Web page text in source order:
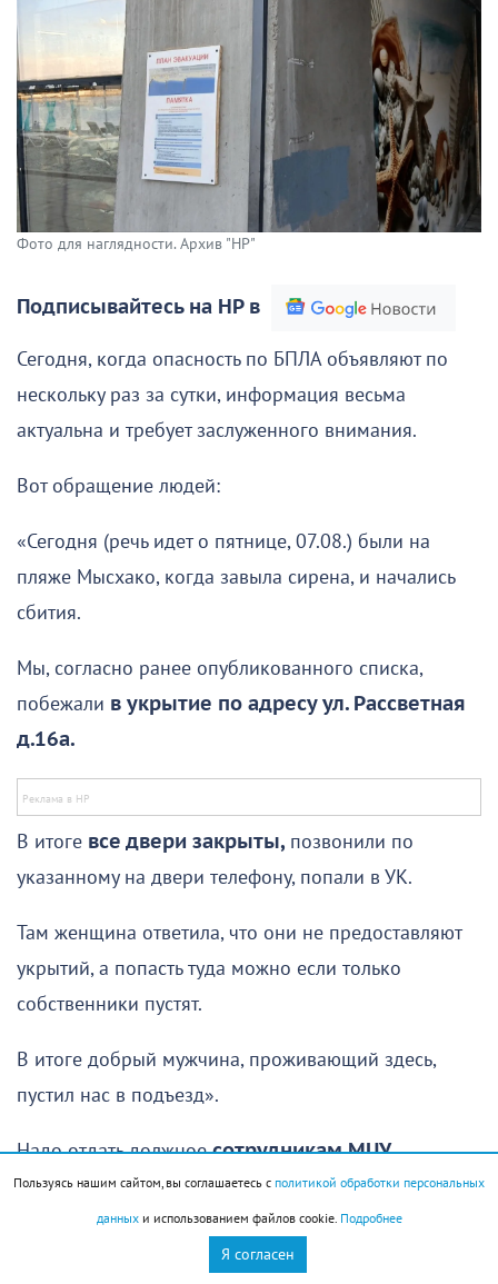
Фото для наглядности. Архив "НР"
Подписывайтесь на НР в
Сегодня, когда опасность по БПЛА объявляют по
нескольку раз за сутки, информация весьма
актуальна и требует заслуженного внимания.
Вот обращение людей:
«Сегодня (речь идет о пятнице, 07.08.) были на
пляже Мысхако, когда завыла сирена, и начались
сбития.
Мы, согласно ранее опубликованного списка,
побежали в укрытие по адресу ул. Рассветная
д.16а.
В итоге все двери закрыты, позвонили по
указанному на двери телефону, попали в УК.
Там женщина ответила, что они не предоставляют
укрытий, а попасть туда можно если только
собственники пустят.
В итоге добрый мужчина, проживающий здесь,
пустил нас в подъезд».
Надо отдать должноесотрудникам МЦУ
администрации города,которые почти
мгновенно отреагировали на обращение и дали
Пользуясь нашим сайтом, вы соглашаетесь с политикой обработки персональных
данныхи использованием файлов cookie. Подробнее
Я согласен